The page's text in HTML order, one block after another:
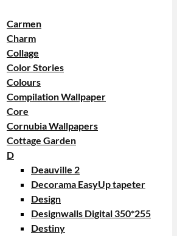
Carmen
Charm
Collage
Color Stories
Colours
Compilation Wallpaper
Core
Cornubia Wallpapers
Cottage Garden
D
Deauville 2
Decorama EasyUp tapeter
Design
Designwalls Digital 350*255
Destiny